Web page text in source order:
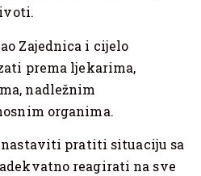
Zajednica i cijelo
prema ljekarima,
nadležnim
organima.
nastaviti pratiti situaciju sa
reagirati na sve